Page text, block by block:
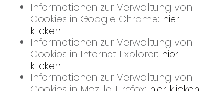
Informationen zur Verwaltung von
Cookies in Google Chrome: hier
klicken
Informationen zur Verwaltung von
Cookies in Internet Explorer: hier
klicken
Informationen zur Verwaltung von